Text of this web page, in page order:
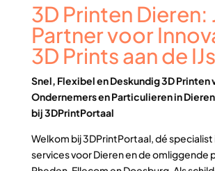
3D Printen Dieren:
Partner voor
3D Prints aan de
Snel, Flexibel en Deskundig 3D Printen
Ondernemers en Particulieren in
bij 3DPrintPortaal
Welkom bij 3DPrintPortaal, dé specialist
services voor Dieren en de omliggende